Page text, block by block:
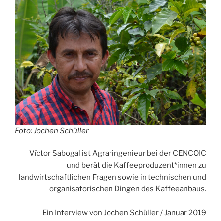
Hilfe“
Foto: Jochen Schüller
Víctor Sabogal ist Agraringenieur bei der CENCOIC
und berät die Kaffeeproduzent*innen zu
landwirtschaftlichen Fragen sowie in technischen und
organisatorischen Dingen des Kaffeeanbaus.
Ein Interview von Jochen Schüller / Januar 2019